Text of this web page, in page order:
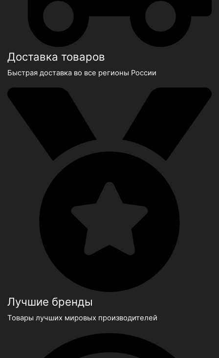
Доставка товаров
Быстрая доставка во все регионы России
Лучшие бренды
Товары лучших мировых производителей